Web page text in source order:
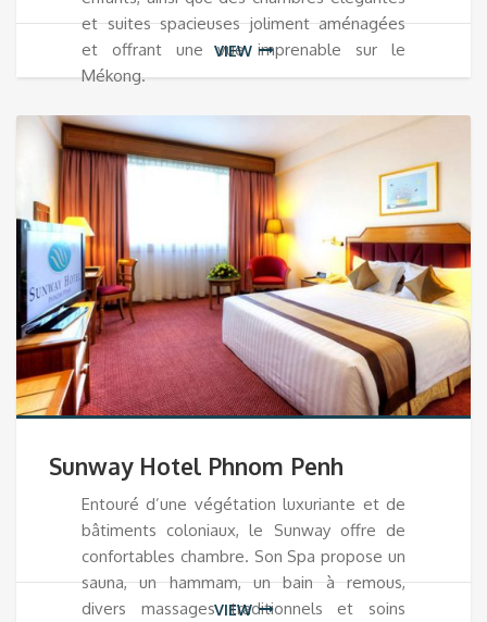
et suites spacieuses joliment aménagées
et offrant une vue imprenable sur le
Mékong.
VIEW
Sunway Hotel Phnom Penh
Entouré d’une végétation luxuriante et de
bâtiments coloniaux, le Sunway offre de
confortables chambre. Son Spa propose un
sauna, un hammam, un bain à remous,
divers massages traditionnels et soins
VIEW